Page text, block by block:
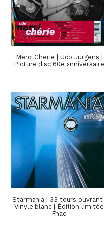
Merci Chérie | Udo Jürgens |
Picture disc 60e anniversaire
Starmania | 33 tours ouvrant |
Vinyle blanc | Édition limitée
Fnac